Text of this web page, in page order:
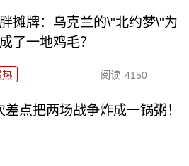
摊牌：乌克兰的\"北约梦\"为
了一地鸡毛？
热 阅读 4150
点把两场战争炸成一锅粥！